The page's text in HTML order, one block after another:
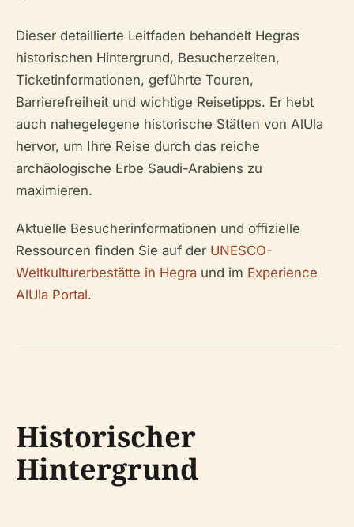
Dieser detaillierte Leitfaden behandelt Hegras
historischen Hintergrund, Besucherzeiten,
Ticketinformationen, geführte Touren,
Barrierefreiheit und wichtige Reisetipps. Er hebt
auch nahegelegene historische Stätten von AlUla
hervor, um Ihre Reise durch das reiche
archäologische Erbe Saudi-Arabiens zu
maximieren.
Aktuelle Besucherinformationen und offizielle
Ressourcen finden Sie auf der UNESCO-
Weltkulturerbestätte in Hegra und im Experience
AlUla Portal.
Historischer
Hintergrund